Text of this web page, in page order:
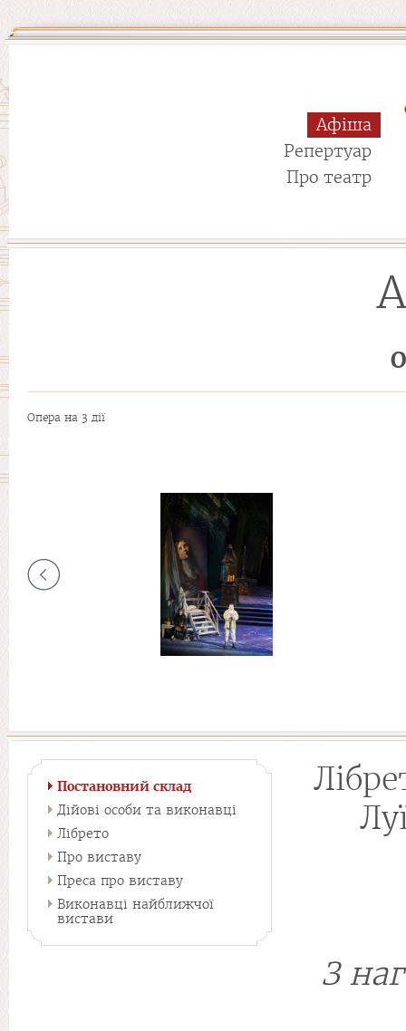
Афіша
Репертуар
Про театр
Опера на 3 дії
Постановний склад
Дійові особи та виконавці
Лібрето
Про виставу
Преса про виставу
Виконавці найближчої
вистави
З